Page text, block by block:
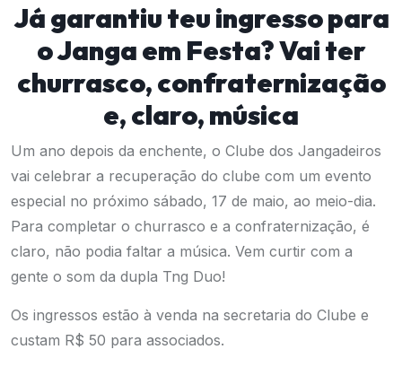
Já garantiu teu ingresso para
o Janga em Festa? Vai ter
churrasco, confraternização
e, claro, música
Um ano depois da enchente, o Clube dos Jangadeiros
vai celebrar a recuperação do clube com um evento
especial no próximo sábado, 17 de maio, ao meio-dia.
Para completar o churrasco e a confraternização, é
claro, não podia faltar a música. Vem curtir com a
gente o som da dupla Tng Duo!
Os ingressos estão à venda na secretaria do Clube e
custam R$ 50 para associados.